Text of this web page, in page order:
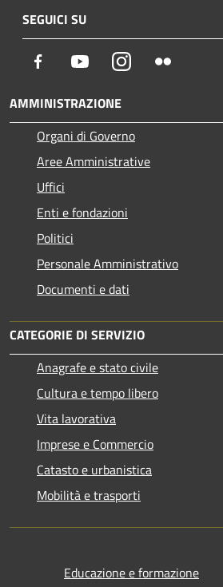
SEGUICI SU
Facebook YoutubeInstagram
AMMINISTRAZIONE
Organi di Governo
Aree Amministrative
Uffici
Enti e fondazioni
Politici
Personale Amministrativo
Documenti e dati
CATEGORIE DI SERVIZIO
Anagrafe e stato civile
Cultura e tempo libero
Vita lavorativa
Imprese e Commercio
Catasto e urbanistica
Mobilità e trasporti
Educazione e formazione